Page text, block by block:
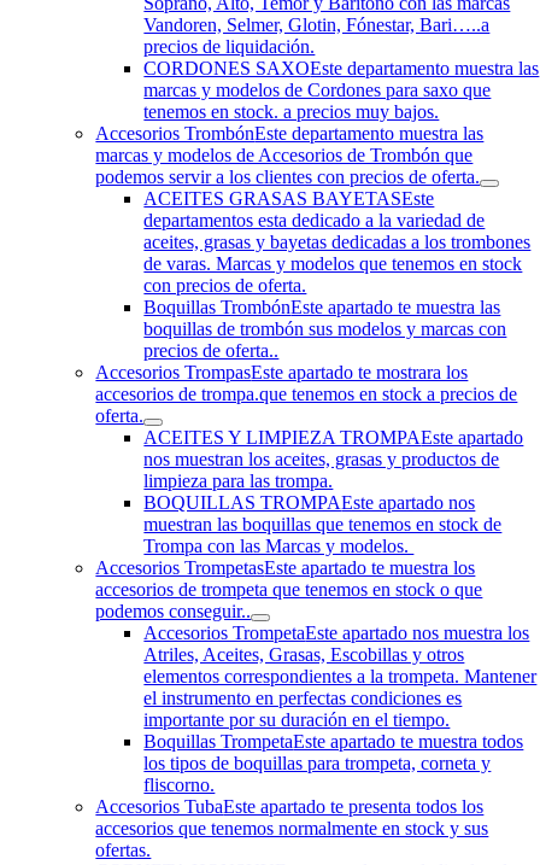
Vandoren, Selmer, Glotin, Fónestar, Bari…..a
precios de liquidación.
CORDONES SAXOEste departamento muestra las
marcas y modelos de Cordones para saxo que
tenemos en stock. a precios muy bajos.
Accesorios TrombónEste departamento muestra las
marcas y modelos de Accesorios de Trombón que
podemos servir a los clientes con precios de oferta.
ACEITES GRASAS BAYETASEste
departamentos esta dedicado a la variedad de
aceites, grasas y bayetas dedicadas a los trombones
de varas. Marcas y modelos que tenemos en stock
con precios de oferta.
Boquillas TrombónEste apartado te muestra las
boquillas de trombón sus modelos y marcas con
precios de oferta..
Accesorios TrompasEste apartado te mostrara los
accesorios de trompa.que tenemos en stock a precios de
oferta.
ACEITES Y LIMPIEZA TROMPAEste apartado
nos muestran los aceites, grasas y productos de
limpieza para las trompa.
BOQUILLAS TROMPAEste apartado nos
muestran las boquillas que tenemos en stock de
Trompa con las Marcas y modelos.
Accesorios TrompetasEste apartado te muestra los
accesorios de trompeta que tenemos en stock o que
podemos conseguir..
Accesorios TrompetaEste apartado nos muestra los
Atriles, Aceites, Grasas, Escobillas y otros
elementos correspondientes a la trompeta. Mantener
el instrumento en perfectas condiciones es
importante por su duración en el tiempo.
Boquillas TrompetaEste apartado te muestra todos
los tipos de boquillas para trompeta, corneta y
fliscorno.
Accesorios TubaEste apartado te presenta todos los
accesorios que tenemos normalmente en stock y sus
ofertas.